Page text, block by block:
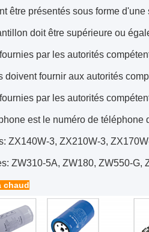
être présentés sous forme
doit être supérieure ou
par les autorités
doivent fournir aux autorités
par les autorités
est le numéro de téléphone
ZX140W-3, ZX210W-3,
ZW310-5A, ZW180, ZW550-
chaud